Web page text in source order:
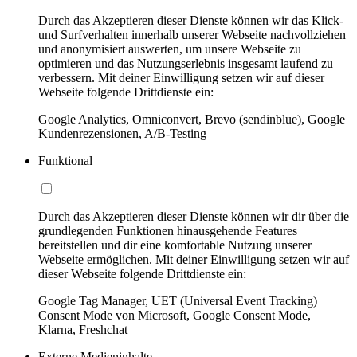
Durch das Akzeptieren dieser Dienste können wir das Klick-
und Surfverhalten innerhalb unserer Webseite nachvollziehen
und anonymisiert auswerten, um unsere Webseite zu
optimieren und das Nutzungserlebnis insgesamt laufend zu
verbessern. Mit deiner Einwilligung setzen wir auf dieser
Webseite folgende Drittdienste ein:
Google Analytics, Omniconvert, Brevo (sendinblue), Google
Kundenrezensionen, A/B-Testing
Funktional
Durch das Akzeptieren dieser Dienste können wir dir über die
grundlegenden Funktionen hinausgehende Features
bereitstellen und dir eine komfortable Nutzung unserer
Webseite ermöglichen. Mit deiner Einwilligung setzen wir auf
dieser Webseite folgende Drittdienste ein:
Google Tag Manager, UET (Universal Event Tracking)
Consent Mode von Microsoft, Google Consent Mode,
Klarna, Freshchat